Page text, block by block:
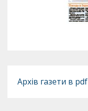
Архів газети в pdf